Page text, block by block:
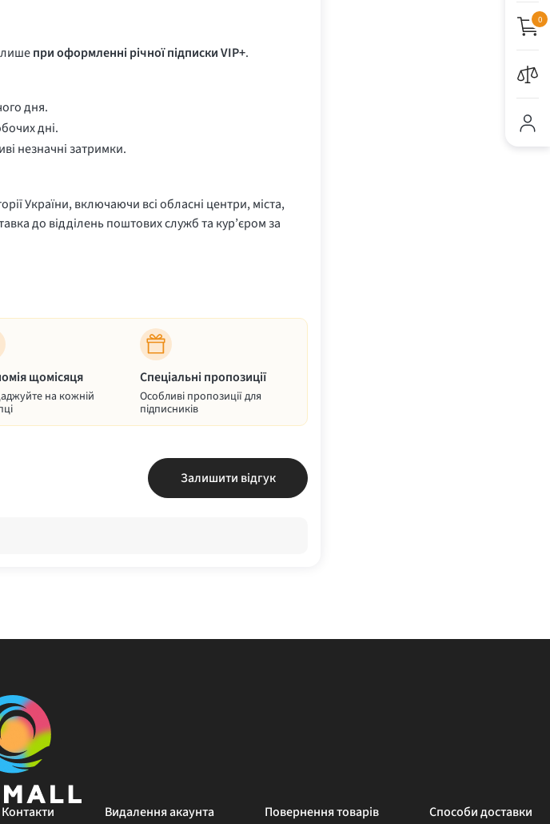
0
при оформленні річної підписки VIP+.
дня.
дні.
незначні затримки.
України, включаючи всі обласні центри, міста,
до відділень поштових служб та кур’єром за
щомісяця
на кожній
Спеціальні пропозиції
Особливі пропозиції для
підписників
Залишити відгук
Контакти Видалення акаунта Повернення товарів Способи доставки